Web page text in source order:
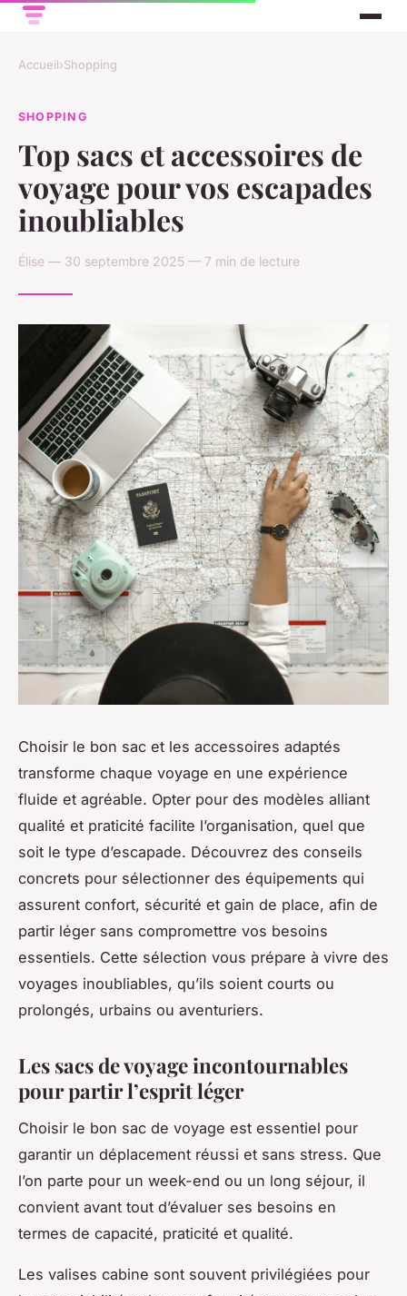
Accueil›Shopping
SHOPPING
Top sacs et accessoires de
voyage pour vos escapades
inoubliables
Élise — 30 septembre 2025 — 7 min de lecture
Choisir le bon sac et les accessoires adaptés
transforme chaque voyage en une expérience
fluide et agréable. Opter pour des modèles alliant
qualité et praticité facilite l’organisation, quel que
soit le type d’escapade. Découvrez des conseils
concrets pour sélectionner des équipements qui
assurent confort, sécurité et gain de place, afin de
partir léger sans compromettre vos besoins
essentiels. Cette sélection vous prépare à vivre des
voyages inoubliables, qu’ils soient courts ou
prolongés, urbains ou aventuriers.
Les sacs de voyage incontournables
pour partir l’esprit léger
Choisir le bon sac de voyage est essentiel pour
garantir un déplacement réussi et sans stress. Que
l’on parte pour un week-end ou un long séjour, il
convient avant tout d’évaluer ses besoins en
termes de capacité, praticité et qualité.
Les valises cabine sont souvent privilégiées pour